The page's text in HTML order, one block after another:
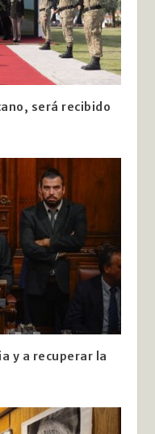
será recibido
y a recuperar la